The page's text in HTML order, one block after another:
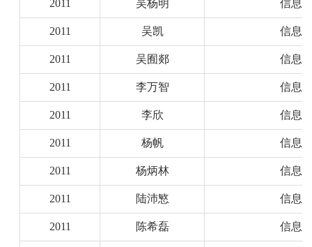
2011 吴杨明 信息
2011 吴凯 信息
2011 吴囿郯 信息
2011 李万智 信息
2011 李欣 信息
2011 杨帆 信息
2011 杨炳林 信息
2011 陆沛慜 信息
2011 陈希磊 信息